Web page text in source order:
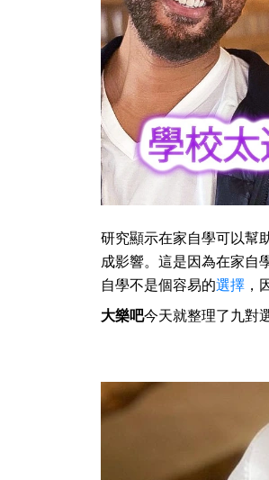
研究顯示在家自學可以幫
成影響。這是因為在家自
自學不是個容易的選擇 ，
大樂吧今天就整理了九對